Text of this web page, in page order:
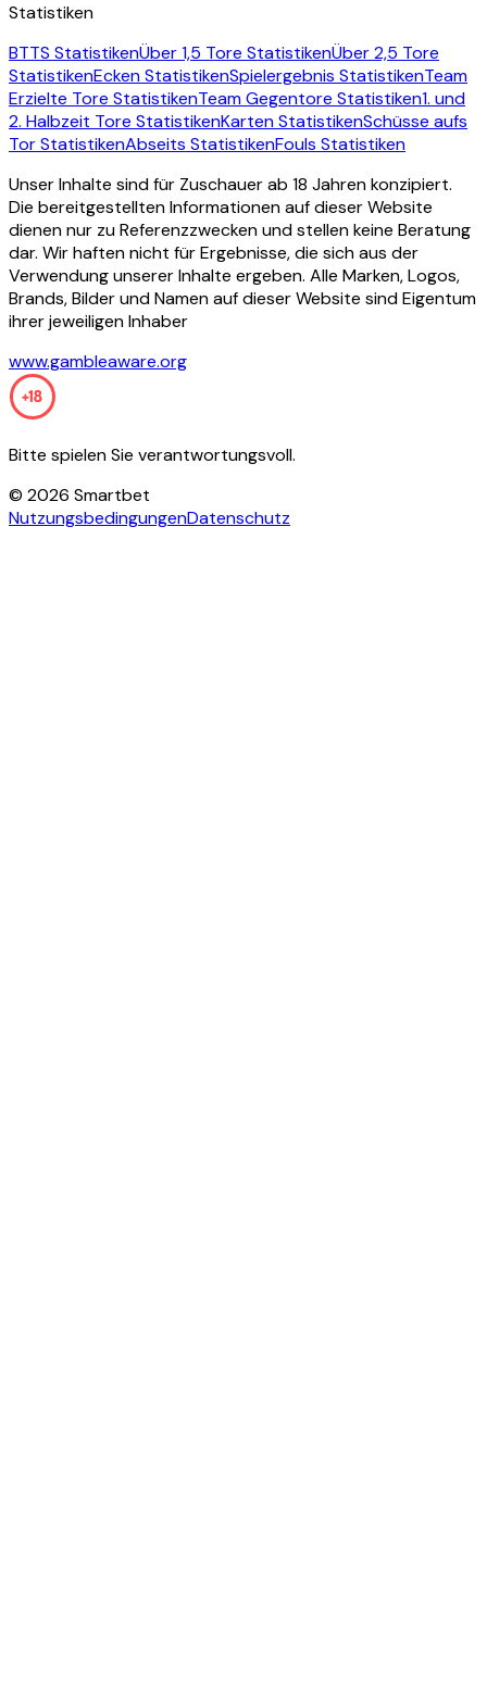
Statistiken
BTTS StatistikenÜber 1,5 Tore StatistikenÜber 2,5 Tore
StatistikenEcken StatistikenSpielergebnis StatistikenTeam
Erzielte Tore StatistikenTeam Gegentore Statistiken1. und
2. Halbzeit Tore StatistikenKarten StatistikenSchüsse aufs
Tor StatistikenAbseits StatistikenFouls Statistiken
Unser Inhalte sind für Zuschauer ab 18 Jahren konzipiert.
Die bereitgestellten Informationen auf dieser Website
dienen nur zu Referenzzwecken und stellen keine Beratung
dar. Wir haften nicht für Ergebnisse, die sich aus der
Verwendung unserer Inhalte ergeben. Alle Marken, Logos,
Brands, Bilder und Namen auf dieser Website sind Eigentum
ihrer jeweiligen Inhaber
www.gambleaware.org
Bitte spielen Sie verantwortungsvoll.
© 2026 Smartbet
NutzungsbedingungenDatenschutz